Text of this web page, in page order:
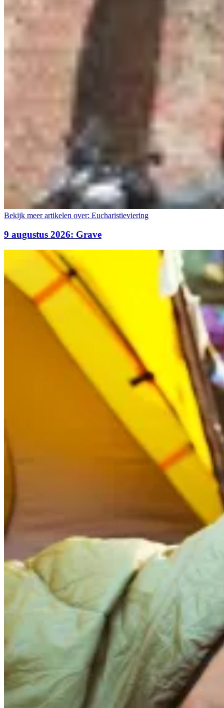
Bekijk meer artikelen over: Eucharistieviering
9 augustus 2026: Grave